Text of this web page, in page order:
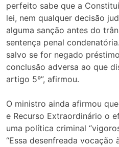
perfeito sabe que a
lei, nem qualquer decisão
alguma sanção antes do
sentença penal
salvo se for negado
conclusão adversa ao que
artigo 5º”, afirmou.
O ministro ainda afirmou
e Recurso Extraordinário o
uma política criminal
“Essa desenfreada